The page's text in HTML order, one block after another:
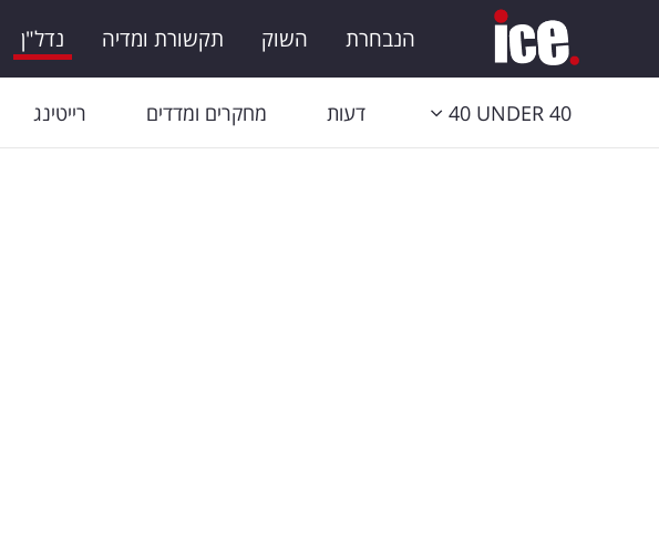
הנבחרת השוק תקשורת ומדיה נדל"ן
40 UNDER 40 דעות מחקרים ומדדים רייטינג